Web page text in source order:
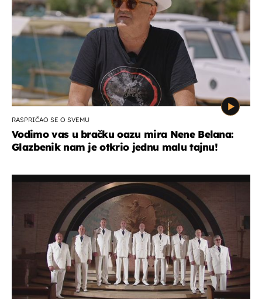
RASPRIČAO SE O SVEMU
Vodimo vas u bračku oazu mira Nene Belana:
Glazbenik nam je otkrio jednu malu tajnu!